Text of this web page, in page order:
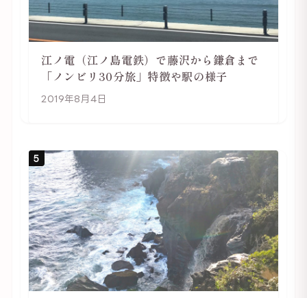
江ノ電（江ノ島電鉄）で藤沢から鎌倉まで
「ノンビリ30分旅」特徴や駅の様子
2019年8月4日
5